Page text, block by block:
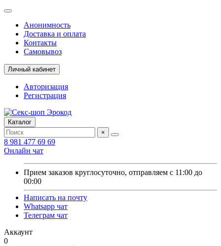
Анонимность
Доставка и оплата
Контакты
Самовывоз
Личный кабинет
Авторизация
Регистрация
Каталог
×
8 981 477 69 69
Онлайн чат
Прием заказов круглосуточно, отправляем с 11:00 до
00:00
Написать на почту
Whatsapp чат
Телеграм чат
Аккаунт
0